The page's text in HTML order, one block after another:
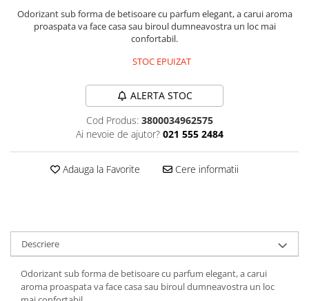
Plasturi
Servetele Umede
Odorizant sub forma de betisoare cu parfum elegant, a carui aroma
proaspata va face casa sau biroul dumneavostra un loc mai
confortabil.
STOC EPUIZAT
ALERTA STOC
Cod Produs: 3800034962575
Ai nevoie de ajutor? 021 555 2484
Adauga la Favorite Cere informatii
Descriere
Odorizant sub forma de betisoare cu parfum elegant, a carui
aroma proaspata va face casa sau biroul dumneavostra un loc